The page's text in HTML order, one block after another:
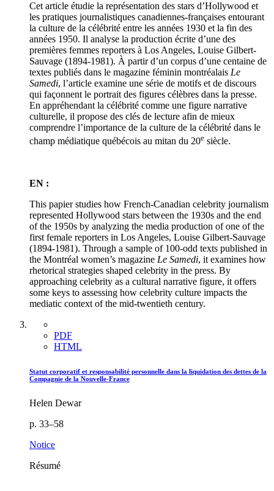
Cet article étudie la représentation des stars d’Hollywood et
les pratiques journalistiques canadiennes-françaises entourant
la culture de la célébrité entre les années 1930 et la fin des
années 1950. Il analyse la production écrite d’une des
premières femmes reporters à Los Angeles, Louise Gilbert-
Sauvage (1894-1981). À partir d’un corpus d’une centaine de
textes publiés dans le magazine féminin montréalais Le
Samedi, l’article examine une série de motifs et de discours
qui façonnent le portrait des figures célèbres dans la presse.
En appréhendant la célébrité comme une figure narrative
culturelle, il propose des clés de lecture afin de mieux
comprendre l’importance de la culture de la célébrité dans le
champ médiatique québécois au mitan du 20e siècle.
EN :
This papier studies how French-Canadian celebrity journalism
represented Hollywood stars between the 1930s and the end
of the 1950s by analyzing the media production of one of the
first female reporters in Los Angeles, Louise Gilbert-Sauvage
(1894-1981). Through a sample of 100-odd texts published in
the Montréal women’s magazine Le Samedi, it examines how
rhetorical strategies shaped celebrity in the press. By
approaching celebrity as a cultural narrative figure, it offers
some keys to assessing how celebrity culture impacts the
mediatic context of the mid-twentieth century.
PDF
HTML
Statut corporatif et responsabilité personnelle dans la liquidation des dettes de la
Compagnie de la Nouvelle-France
Helen Dewar
p. 33–58
Notice
Résumé